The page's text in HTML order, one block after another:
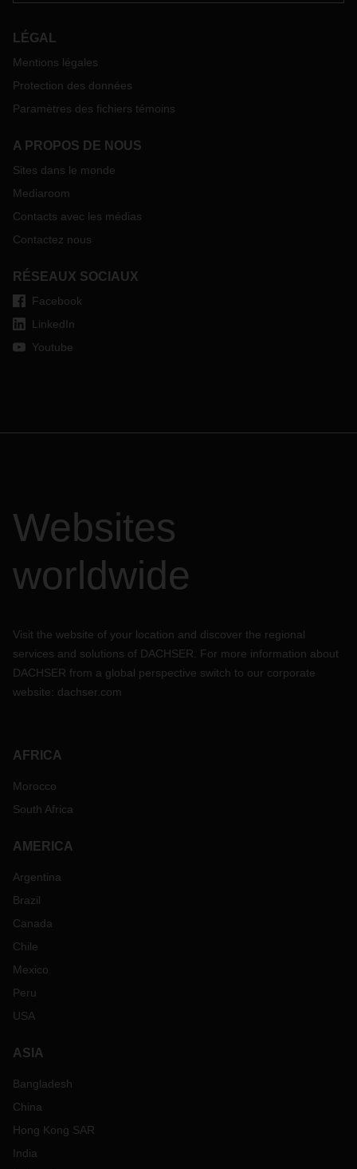
l'occasion de cette journée.
LÉGAL
Mentions légales
Protection des données
Paramètres des fichiers témoins
A PROPOS DE NOUS
Sites dans le monde
Mediaroom
Contacts avec les médias
Contactez nous
RÉSEAUX SOCIAUX
Facebook
LinkedIn
Youtube
Websites
worldwide
Visit the website of your location and discover the regional
services and solutions of DACHSER. For more information about
DACHSER from a global perspective switch to our corporate
website: dachser.com
AFRICA
Morocco
South Africa
AMERICA
Argentina
Brazil
Canada
Chile
Mexico
Peru
USA
ASIA
Bangladesh
China
Hong Kong SAR
India